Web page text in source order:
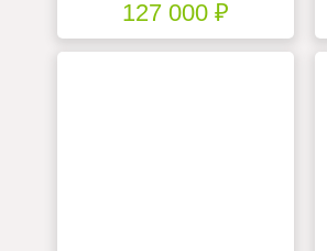
127 000 ₽